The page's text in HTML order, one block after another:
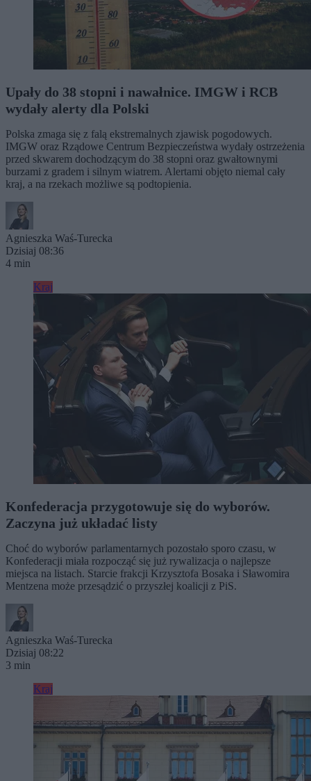
Upały do 38 stopni i nawałnice. IMGW i RCB
wydały alerty dla Polski
Polska zmaga się z falą ekstremalnych zjawisk pogodowych.
IMGW oraz Rządowe Centrum Bezpieczeństwa wydały ostrzeżenia
przed skwarem dochodzącym do 38 stopni oraz gwałtownymi
burzami z gradem i silnym wiatrem. Alertami objęto niemal cały
kraj, a na rzekach możliwe są podtopienia.
Agnieszka Waś-Turecka
Dzisiaj 08:36
4 min
Kraj
Konfederacja przygotowuje się do wyborów.
Zaczyna już układać listy
Choć do wyborów parlamentarnych pozostało sporo czasu, w
Konfederacji miała rozpocząć się już rywalizacja o najlepsze
miejsca na listach. Starcie frakcji Krzysztofa Bosaka i Sławomira
Mentzena może przesądzić o przyszłej koalicji z PiS.
Agnieszka Waś-Turecka
Dzisiaj 08:22
3 min
Kraj